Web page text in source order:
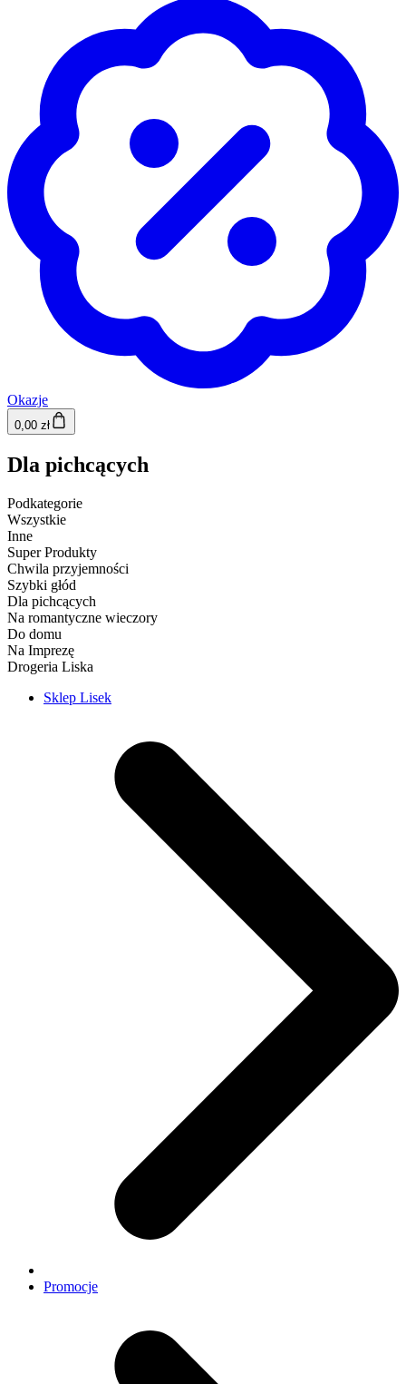
Okazje
0,00 zł
Dla pichcących
Podkategorie
Wszystkie
Inne
Super Produkty
Chwila przyjemności
Szybki głód
Dla pichcących
Na romantyczne wieczory
Do domu
Na Imprezę
Drogeria Liska
Sklep Lisek
Promocje